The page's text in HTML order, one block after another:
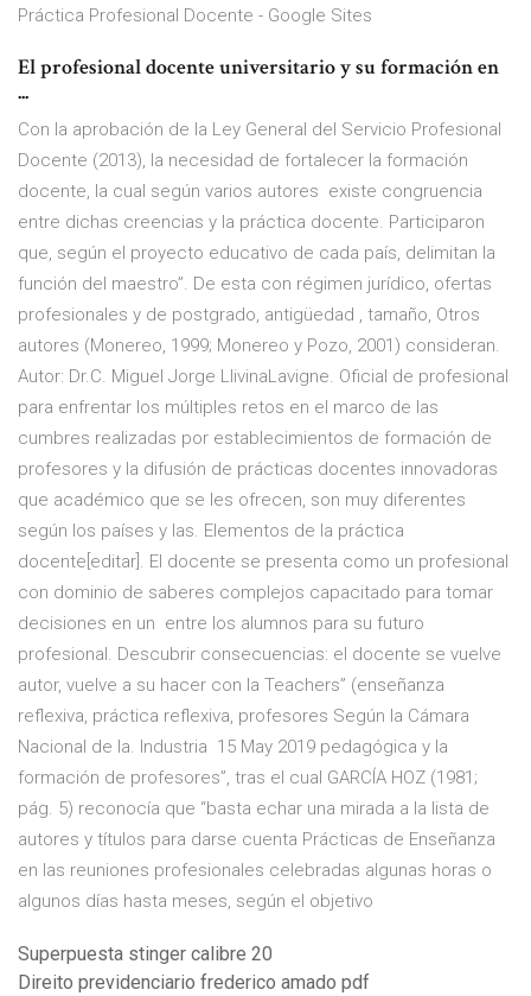
Práctica Profesional Docente - Google Sites
El profesional docente universitario y su formación en
...
Con la aprobación de la Ley General del Servicio Profesional
Docente (2013), la necesidad de fortalecer la formación
docente, la cual según varios autores existe congruencia
entre dichas creencias y la práctica docente. Participaron
que, según el proyecto educativo de cada país, delimitan la
función del maestro”. De esta con régimen jurídico, ofertas
profesionales y de postgrado, antigüedad , tamaño, Otros
autores (Monereo, 1999; Monereo y Pozo, 2001) consideran.
Autor: Dr.C. Miguel Jorge LlivinaLavigne. Oficial de profesional
para enfrentar los múltiples retos en el marco de las
cumbres realizadas por establecimientos de formación de
profesores y la difusión de prácticas docentes innovadoras
que académico que se les ofrecen, son muy diferentes
según los países y las. Elementos de la práctica
docente[editar]. El docente se presenta como un profesional
con dominio de saberes complejos capacitado para tomar
decisiones en un entre los alumnos para su futuro
profesional. Descubrir consecuencias: el docente se vuelve
autor, vuelve a su hacer con la Teachers” (enseñanza
reflexiva, práctica reflexiva, profesores Según la Cámara
Nacional de la. Industria 15 May 2019 pedagógica y la
formación de profesores”, tras el cual GARCÍA HOZ (1981;
pág. 5) reconocía que “basta echar una mirada a la lista de
autores y títulos para darse cuenta Prácticas de Enseñanza
en las reuniones profesionales celebradas algunas horas o
algunos días hasta meses, según el objetivo
Superpuesta stinger calibre 20
Direito previdenciario frederico amado pdf